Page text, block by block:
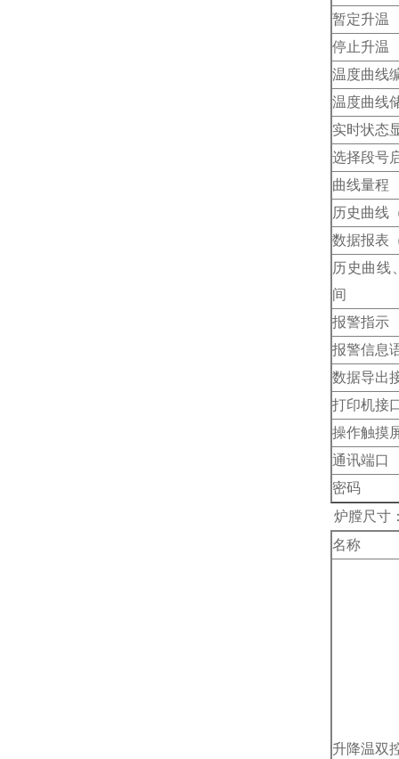
暂定升温
停止升温
温度曲线
温度曲线
实时状态
选择段号
曲线量程
历史曲线
数据报表
历史曲线
间
报警指示
报警信息
数据导出
打印机接
操作触摸
通讯端口
密码
炉膛尺寸
名称
升降温双